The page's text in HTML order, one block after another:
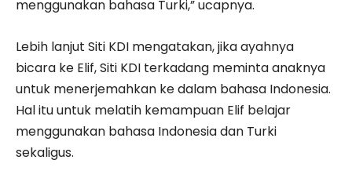
menggunakan bahasa Turki,” ucapnya.
Lebih lanjut Siti KDI mengatakan, jika ayahnya
bicara ke Elif, Siti KDI terkadang meminta anaknya
untuk menerjemahkan ke dalam bahasa Indonesia.
Hal itu untuk melatih kemampuan Elif belajar
menggunakan bahasa Indonesia dan Turki
sekaligus.